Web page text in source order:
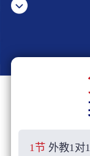
1节 外教1对